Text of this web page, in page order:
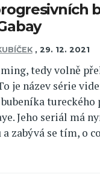
, 29. 12. 2021
tedy volně
je název série
tureckého
Jeho seriál má
zabývá se tím, o